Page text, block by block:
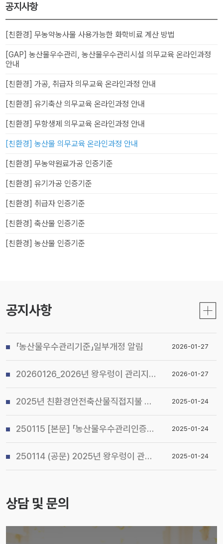
공지사항
[친환경] 무농약농사물 사용가능한 화학비료 계산 방법
[GAP] 농산물우수관리, 농산물우수관리시설 의무교육 온라인과정
안내
[친환경] 가공, 취급자 의무교육 온라인과정 안내
[친환경] 유기축산 의무교육 온라인과정 안내
[친환경] 무항생제 의무교육 온라인과정 안내
[친환경] 농산물 의무교육 온라인과정 안내
[친환경] 무농약원료가공 인증기준
[친환경] 유기가공 인증기준
[친환경] 취급자 인증기준
[친환경] 축산물 인증기준
[친환경] 농산물 인증기준
공지사항
「농산물우수관리기준」일부개정 알림 2026-01-27
20260126_2026년 왕우렁이 관리지침 및 전국 일제 수거기간 운영계획 알림 2026-01-27
2025년 친환경안전축산물직접지불 사업 시행지침 알림 2025-01-24
250115 [본문] 「농산물우수관리인증(GAP) 기본교육 관리지침」개정 알림 2025-01-24
250114 (공문) 2025년 왕우렁이 관리지침 및 전국 일제 수거기간 운영계획 알림 2025-01-24
상담 및 문의